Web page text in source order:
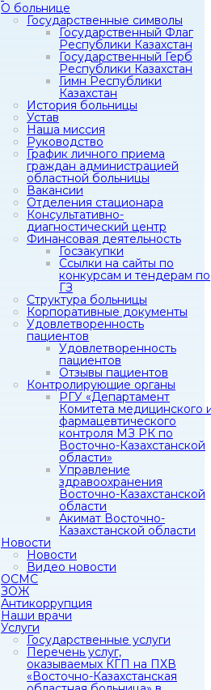
О больнице
Государственные символы
Государственный Флаг
Республики Казахстан
Государственный Герб
Республики Казахстан
Гимн Республики
Казахстан
История больницы
Устав
Наша миссия
Руководство
График личного приема
граждан администрацией
областной больницы
Вакансии
Отделения стационара
Консультативно-
диагностический центр
Финансовая деятельность
Госзакупки
Ссылки на сайты по
конкурсам и тендерам по
ГЗ
Структура больницы
Корпоративные документы
Удовлетворенность
пациентов
Удовлетворенность
пациентов
Отзывы пациентов
Контролирующие органы
РГУ «Департамент
Комитета медицинского
фармацевтического
контроля МЗ РК по
Восточно-Казахстанской
области»
Управление
здравоохранения
Восточно-Казахстанской
области
Акимат Восточно-
Казахстанской области
Новости
Новости
Видео новости
ОСМС
ЗОЖ
Антикоррупция
Наши врачи
Услуги
Государственные услуги
Перечень услуг,
оказываемых КГП на ПХВ
«Восточно-Казахстанская